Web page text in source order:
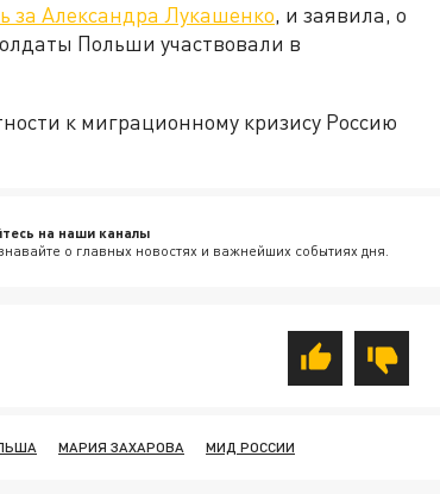
за Александра Лукашенко, и заявила, о
Польши участвовали в
к миграционному кризису Россию
на наши каналы
о главных новостях и важнейших событиях дня.
МАРИЯ ЗАХАРОВА МИД РОССИИ